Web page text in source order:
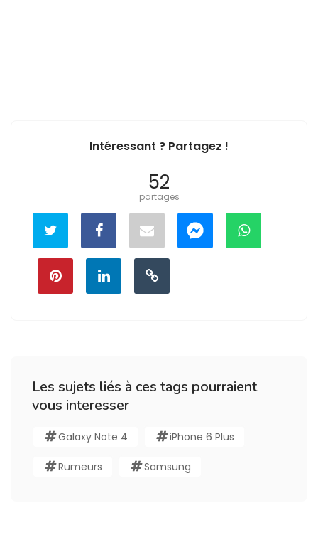
Intéressant ? Partagez !
52
partages
Les sujets liés à ces tags pourraient
vous interesser
Galaxy Note 4 iPhone 6 Plus
Rumeurs Samsung